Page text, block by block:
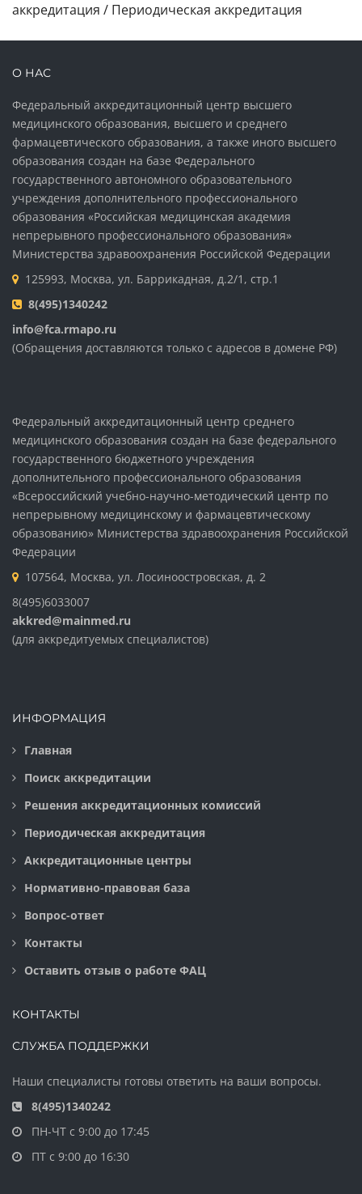
аккредитация / Периодическая аккредитация
О НАС
Федеральный аккредитационный центр высшего
медицинского образования, высшего и среднего
фармацевтического образования, а также иного высшего
образования создан на базе Федерального
государственного автономного образовательного
учреждения дополнительного профессионального
образования «Российская медицинская академия
непрерывного профессионального образования»
Министерства здравоохранения Российской Федерации
125993, Москва, ул. Баррикадная, д.2/1, стр.1
8(495)1340242
info@fca.rmapo.ru
(Обращения доставляются только с адресов в домене РФ)
Федеральный аккредитационный центр среднего
медицинского образования создан на базе федерального
государственного бюджетного учреждения
дополнительного профессионального образования
«Всероссийский учебно-научно-методический центр по
непрерывному медицинскому и фармацевтическому
образованию» Министерства здравоохранения Российской
Федерации
107564, Москва, ул. Лосиноостровская, д. 2
8(495)6033007
akkred@mainmed.ru
(для аккредитуемых специалистов)
ИНФОРМАЦИЯ
Главная
Поиск аккредитации
Решения аккредитационных комиссий
Периодическая аккредитация
Аккредитационные центры
Нормативно-правовая база
Вопрос-ответ
Контакты
Оставить отзыв о работе ФАЦ
КОНТАКТЫ
СЛУЖБА ПОДДЕРЖКИ
Наши специалисты готовы ответить на ваши вопросы.
8(495)1340242
ПН-ЧТ с 9:00 до 17:45
ПТ с 9:00 до 16:30